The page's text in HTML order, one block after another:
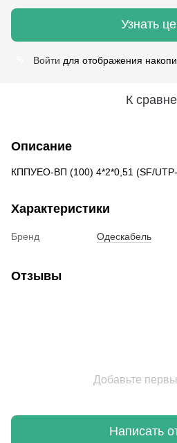
Узнать
Войти для отображения
К
Описание
КППУЕО-ВП (100) 4*2*0,51 (SF/
Характеристики
Бренд Одескабель
Отзывы
Добавьте
Написать